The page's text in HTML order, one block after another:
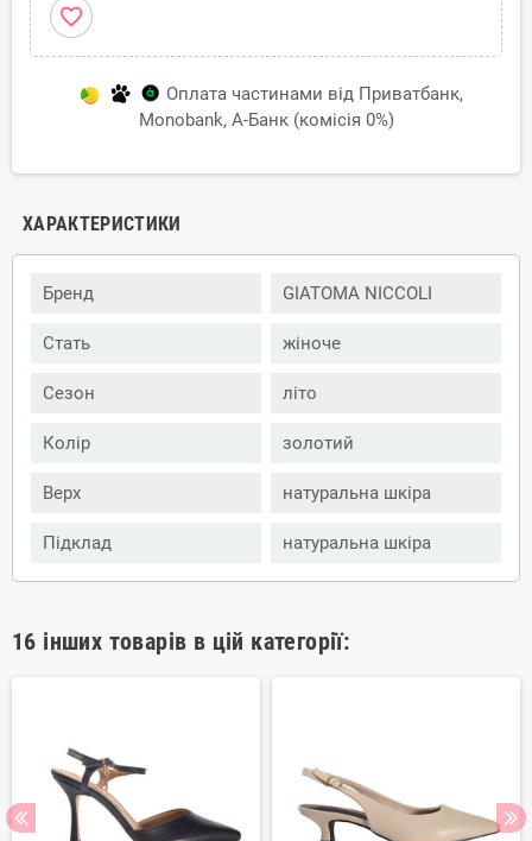
favorite_border
Оплата частинами від Приватбанк,
Monobank, А-Банк (комісія 0%)
ХАРАКТЕРИСТИКИ
Бренд GIATOMA NICCOLI
Стать жіноче
Сезон літо
Колір золотий
Верх натуральна шкіра
Підклад натуральна шкіра
16 інших товарів в цій категорії: